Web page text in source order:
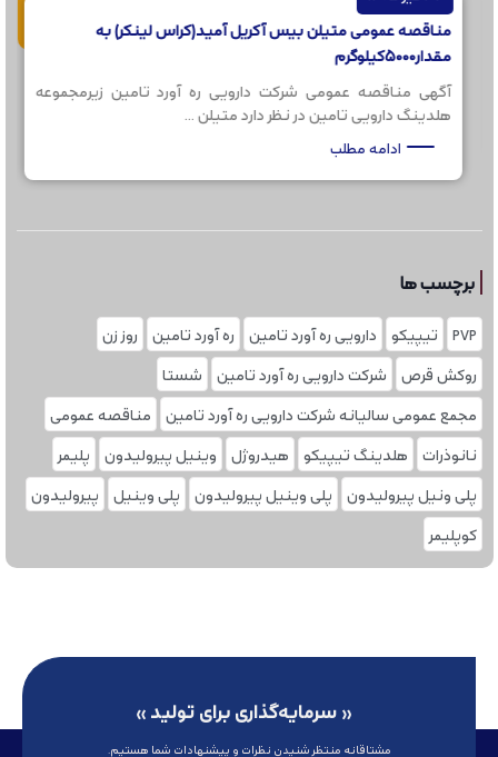
مناقصه عمومی متیلن بیس آکریل آمید(کراس لینکر) به
مقدار5000کیلوگرم
آگهی مناقصه عمومی شرکت دارویی ره آورد تامین زیرمجموعه
هلدینگ دارویی تامین در نظر دارد متیلن ...
ادامه مطلب
برچسب ها
PVP تیپیکو دارویی ره آورد تامین ره آورد تامین
روز زن
روکش قرص
شرکت دارویی ره آورد تامین
شستا
مجمع عمومی سالیانه شرکت دارویی ره آورد تامین
مناقصه عمومی
نانوذرات
هلدینگ تیپیکو هیدروژل وینیل پیرولیدون
پلیمر
پلی ونیل پیرولیدون
پلی وینیل پیرولیدون پلی‌ وینیل
پیرولیدون
کوپلیمر
« سرمایه‌گذاری برای تولید »
مشتاقانه منتظر شنیدن نظرات و پیشنهادات شما هستیم.